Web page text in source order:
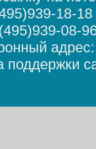
18-18
08-
поддержки